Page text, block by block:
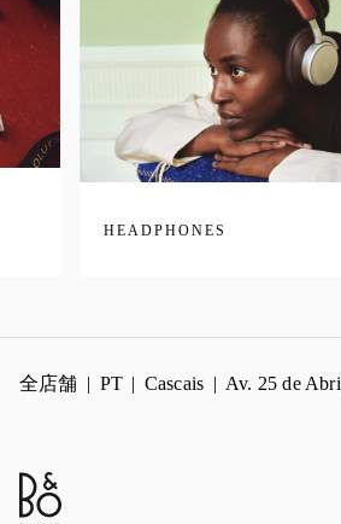
HEADPHONES
全店舗 PT Cascais Av. 25 de